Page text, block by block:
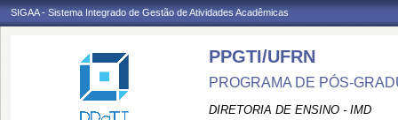
SIGAA - Sistema Integrado de Gestão de Atividades Acadêmicas
PPGTI/UFRN
PROGRAMA DE PÓS-
DIRETORIA DE ENSINO - IMD